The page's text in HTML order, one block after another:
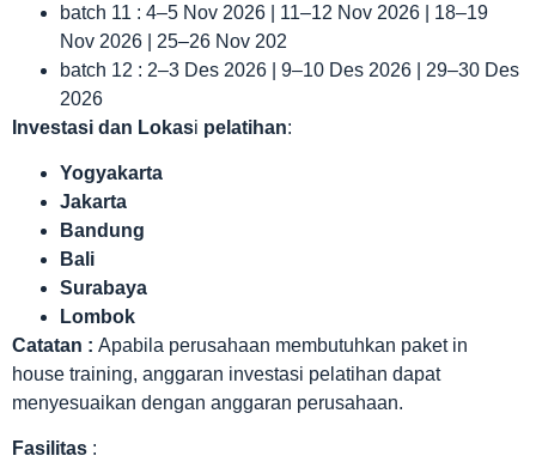
batch 11 : 4–5 Nov 2026 | 11–12 Nov 2026 | 18–19
Nov 2026 | 25–26 Nov 202
batch 12 : 2–3 Des 2026 | 9–10 Des 2026 | 29–30 Des
2026
Investasi dan Lokasi pelatihan:
Yogyakarta
Jakarta
Bandung
Bali
Surabaya
Lombok
Catatan : Apabila perusahaan membutuhkan paket in
house training, anggaran investasi pelatihan dapat
menyesuaikan dengan anggaran perusahaan.
Fasilitas :